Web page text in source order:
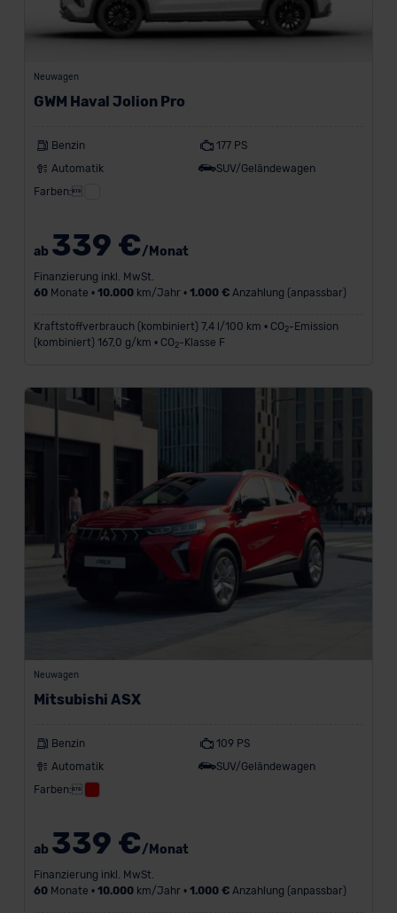
Neuwagen
GWM Haval Jolion Pro
Benzin
177 PS
Automatik
SUV/Geländewagen
Farben:
ab 339 €/Monat
Finanzierung inkl. MwSt.
60Monate • 10.000km/Jahr • 1.000 €Anzahlung (anpassbar)
Kraftstoffverbrauch (kombiniert) 7,4 l/100 km • CO2-Emission
(kombiniert) 167,0 g/km • CO2-Klasse F
Neuwagen
Mitsubishi ASX
Benzin
109 PS
Automatik
SUV/Geländewagen
Farben:
ab 339 €/Monat
Finanzierung inkl. MwSt.
60Monate • 10.000km/Jahr • 1.000 €Anzahlung (anpassbar)